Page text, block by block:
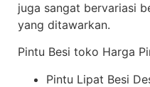
juga sangat bervariasi
yang ditawarkan.
Pintu Besi toko Harga
Pintu Lipat Besi